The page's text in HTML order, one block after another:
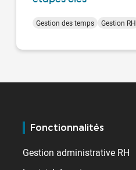
Gestion des temps Gestion RH
Fonctionnalités
Gestion administrative RH